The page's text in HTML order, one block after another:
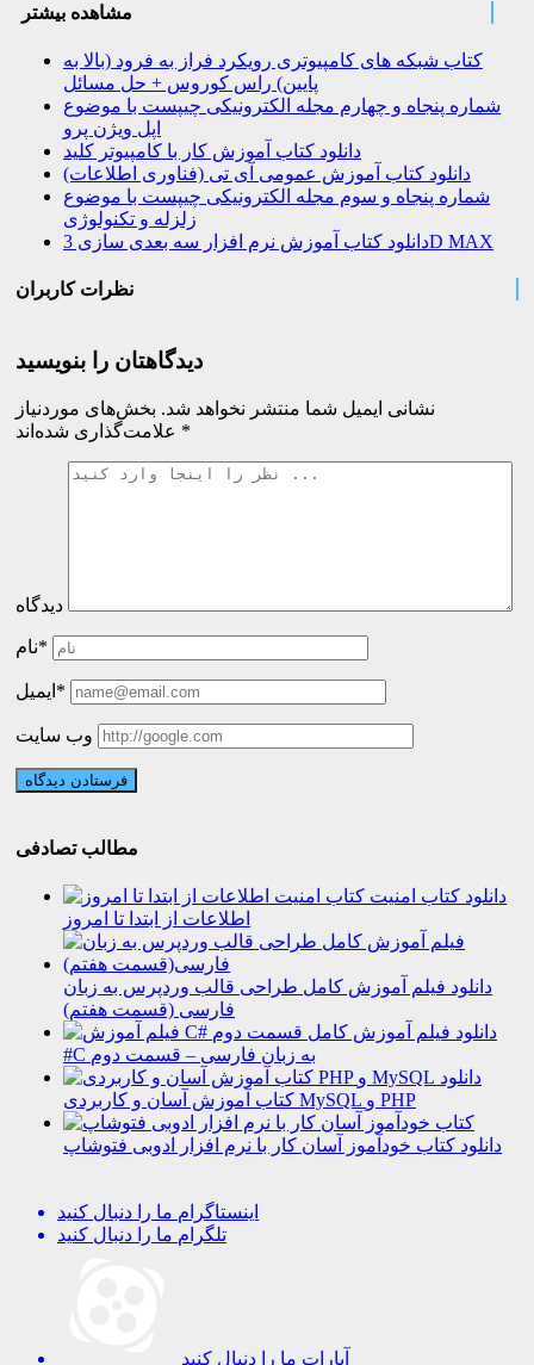
مشاهده بیشتر
کتاب شبکه های کامپیوتری رویکرد فراز به فرود (بالا به
پایین) راس کوروس + حل مسائل
شماره پنجاه و چهارم مجله الکترونیکی چیپست با موضوع
اپل ویژن پرو
دانلود کتاب آموزش کار با کامپیوتر کلید
دانلود کتاب آموزش عمومی آی تی (فناوری اطلاعات)
شماره پنجاه و سوم مجله الکترونیکی چیپست با موضوع
زلزله و تکنولوژی
دانلود کتاب آموزش نرم افزار سه بعدی سازی 3D MAX
نظرات کاربران
دیدگاهتان را بنویسید
نشانی ایمیل شما منتشر نخواهد شد. بخش‌های موردنیاز
*
دیدگاه
نام*
ایمیل*
وب سایت
مطالب تصادفی
دانلود کتاب امنیت
اطلاعات از ابتدا تا امروز
دانلود فیلم آموزش کامل طراحی قالب وردپرس به زبان
فارسی (قسمت هفتم)
دانلود فیلم آموزش کامل
#C به زبان فارسی – قسمت دوم
دانلود
کتاب آموزش آسان و کاربردی MySQL و PHP
دانلود کتاب خودآموز آسان کار با نرم افزار ادوبی فتوشاپ
اینستاگرام ما را دنبال کنید
تلگرام ما را دنبال کنید
آپارات ما را دنبال کنید